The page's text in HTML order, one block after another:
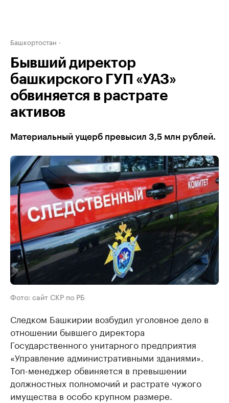
Башкортостан
Бывший директор
башкирского ГУП «УАЗ»
обвиняется в растрате
активов
Материальный ущерб превысил 3,5 млн рублей.
Фото: сайт СКР по РБ
Следком Башкирии возбудил уголовное дело в
отношении бывшего директора
Государственного унитарного предприятия
«Управление административными зданиями».
Топ-менеджер обвиняется в превышении
должностных полномочий и растрате чужого
имущества в особо крупном размере.